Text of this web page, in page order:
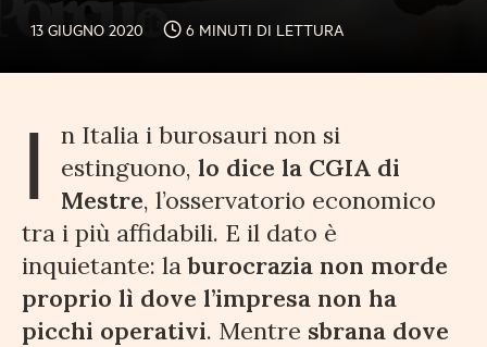
13 GIUGNO 2020 6 MINUTI DI LETTURA
I
n Italia i burosauri non si
estinguono, lo dice la CGIA di
Mestre, l’osservatorio economico
tra i più affidabili. E il dato è
inquietante: laburocrazia non morde
proprio lì dove l’impresa non ha
picchi operativi. Mentre sbrana dove